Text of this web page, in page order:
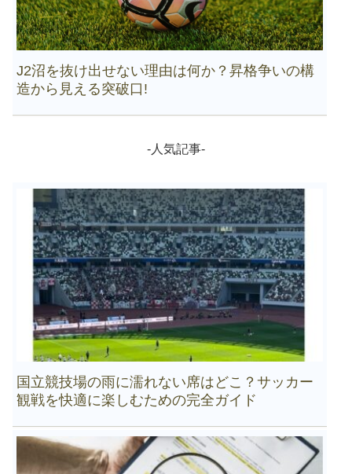
J2沼を抜け出せない理由は何か？昇格争いの構
造から見える突破口!
-人気記事-
国立競技場の雨に濡れない席はどこ？サッカー
観戦を快適に楽しむための完全ガイド